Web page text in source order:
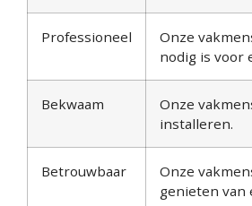
Professioneel
Onze
nodig is voor
Bekwaam
Onze
installeren.
Betrouwbaar
Onze
genieten van